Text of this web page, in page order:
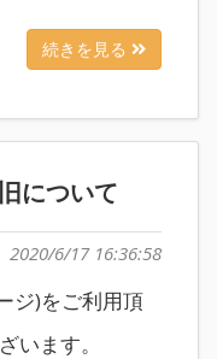
続きを見る
について
2020/6/17 16:36:58
ジ)をご利用頂
います。